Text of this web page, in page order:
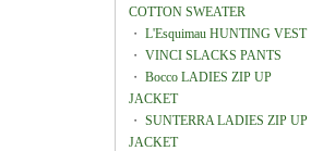
COTTON SWEATER
・ L'Esquimau HUNTING VEST
・ VINCI SLACKS PANTS
・ Bocco LADIES ZIP UP
JACKET
・ SUNTERRA LADIES ZIP UP
JACKET